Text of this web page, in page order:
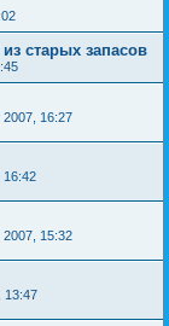
старых запасов
2007, 16:27
16:42
2007, 15:32
13:47